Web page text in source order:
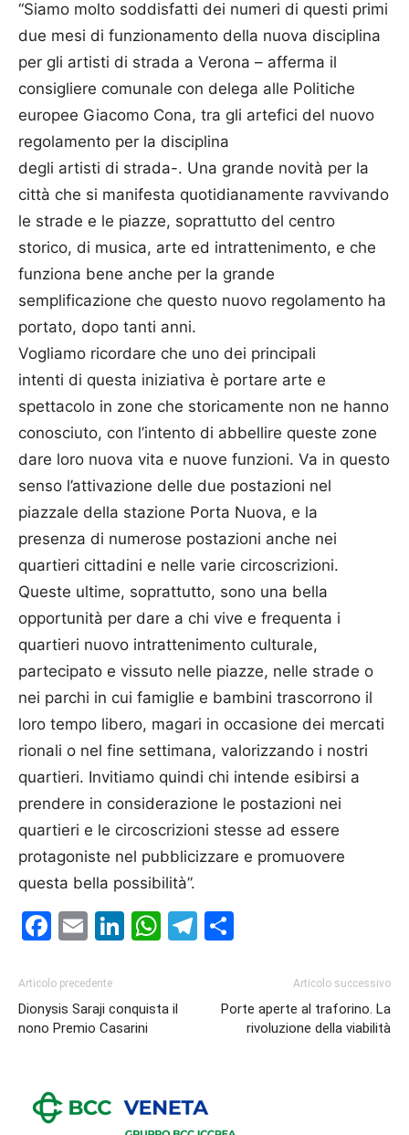
“Siamo molto soddisfatti dei numeri di questi primi
due mesi di funzionamento della nuova disciplina
per gli artisti di strada a Verona – afferma il
consigliere comunale con delega alle Politiche
europee Giacomo Cona, tra gli artefici del nuovo
regolamento per la disciplina
degli artisti di strada-. Una grande novità per la
città che si manifesta quotidianamente ravvivando
le strade e le piazze, soprattutto del centro
storico, di musica, arte ed intrattenimento, e che
funziona bene anche per la grande
semplificazione che questo nuovo regolamento ha
portato, dopo tanti anni.
Vogliamo ricordare che uno dei principali
intenti di questa iniziativa è portare arte e
spettacolo in zone che storicamente non ne hanno
conosciuto, con l’intento di abbellire queste zone
dare loro nuova vita e nuove funzioni. Va in questo
senso l’attivazione delle due postazioni nel
piazzale della stazione Porta Nuova, e la
presenza di numerose postazioni anche nei
quartieri cittadini e nelle varie circoscrizioni.
Queste ultime, soprattutto, sono una bella
opportunità per dare a chi vive e frequenta i
quartieri nuovo intrattenimento culturale,
partecipato e vissuto nelle piazze, nelle strade o
nei parchi in cui famiglie e bambini trascorrono il
loro tempo libero, magari in occasione dei mercati
rionali o nel fine settimana, valorizzando i nostri
quartieri. Invitiamo quindi chi intende esibirsi a
prendere in considerazione le postazioni nei
quartieri e le circoscrizioni stesse ad essere
protagoniste nel pubblicizzare e promuovere
questa bella possibilità”.
Facebook
EmailLinkedIn
WhatsApp
Telegram
Articolo precedente
Dionysis Saraji conquista il
nono Premio Casarini
Articolo successivo
Porte aperte al traforino. La
rivoluzione della viabilità